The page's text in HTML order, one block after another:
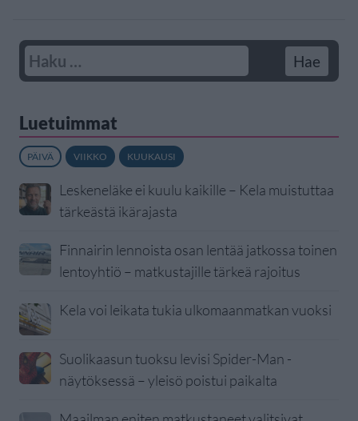
Luetuimmat
PÄIVÄ VIIKKO KUUKAUSI
Leskeneläke ei kuulu kaikille – Kela muistuttaa
tärkeästä ikärajasta
Finnairin lennoista osan lentää jatkossa toinen
lentoyhtiö – matkustajille tärkeä rajoitus
Kela voi leikata tukia ulkomaanmatkan vuoksi
Suolikaasun tuoksu levisi Spider-Man -
näytöksessä – yleisö poistui paikalta